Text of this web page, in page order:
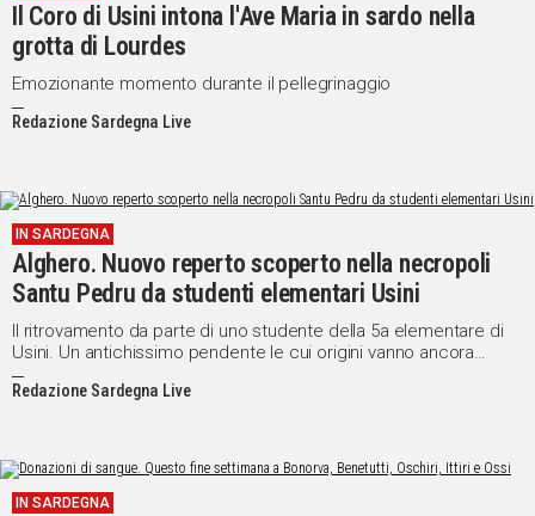
WHATSAPP
Social
Il Coro di Usini intona l'Ave Maria in sardo nella
grotta di Lourdes
Emozionante momento durante il pellegrinaggio
Redazione Sardegna Live
IN SARDEGNA
Alghero. Nuovo reperto scoperto nella necropoli
Santu Pedru da studenti elementari Usini
Il ritrovamento da parte di uno studente della 5a elementare di
Usini. Un antichissimo pendente le cui origini vanno ancora
accertate
Redazione Sardegna Live
IN SARDEGNA